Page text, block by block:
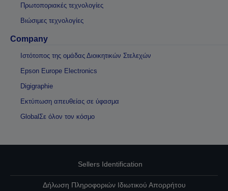
Πρωτοποριακές τεχνολογίες
Βιώσιμες τεχνολογίες
Company
Ιστότοπος της ομάδας Διοικητικών Στελεχών
Epson Europe Electronics
Digigraphie
Εκτύπωση απευθείας σε ύφασμα
GlobalΣε όλον τον κόσμο
Sellers Identification
Δήλωση Πληροφοριών Ιδιωτικού Απορρήτου